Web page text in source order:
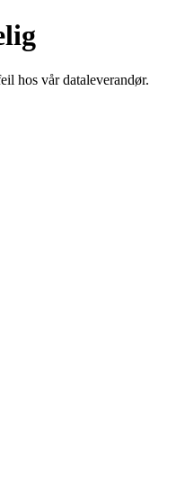
hos vår dataleverandør.